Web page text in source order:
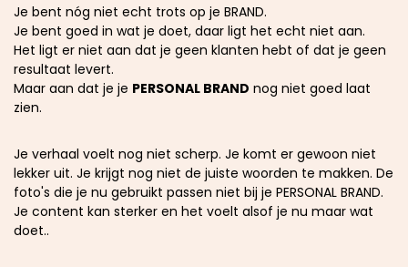
Je bent nóg niet echt trots op je BRAND.
Je bent goed in wat je doet, daar ligt het echt niet aan.
Het ligt er niet aan dat je geen klanten hebt of dat je geen
resultaat levert.
Maar aan dat je je PERSONAL BRAND nog niet goed laat
zien.
Je verhaal voelt nog niet scherp. Je komt er gewoon niet
lekker uit. Je krijgt nog niet de juiste woorden te makken. De
foto's die je nu gebruikt passen niet bij je PERSONAL BRAND.
Je content kan sterker en het voelt alsof je nu maar wat
doet..